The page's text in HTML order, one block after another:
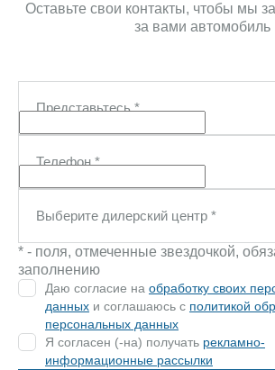
Оставьте свои контакты, чтобы мы
за вами автомобиль
Представьтесь*
Телефон*
Выберите дилерский центр *
* - поля, отмеченные звездочкой,
заполнению
Даю согласие на обработку своих
данных и соглашаюсь с политикой
персональных данных
Я согласен (-на) получать рекламно-
информационные рассылки